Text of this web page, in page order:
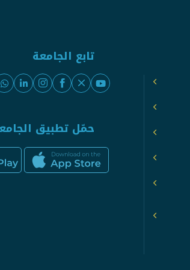
تابع الجامعة
حمّل تطبيق